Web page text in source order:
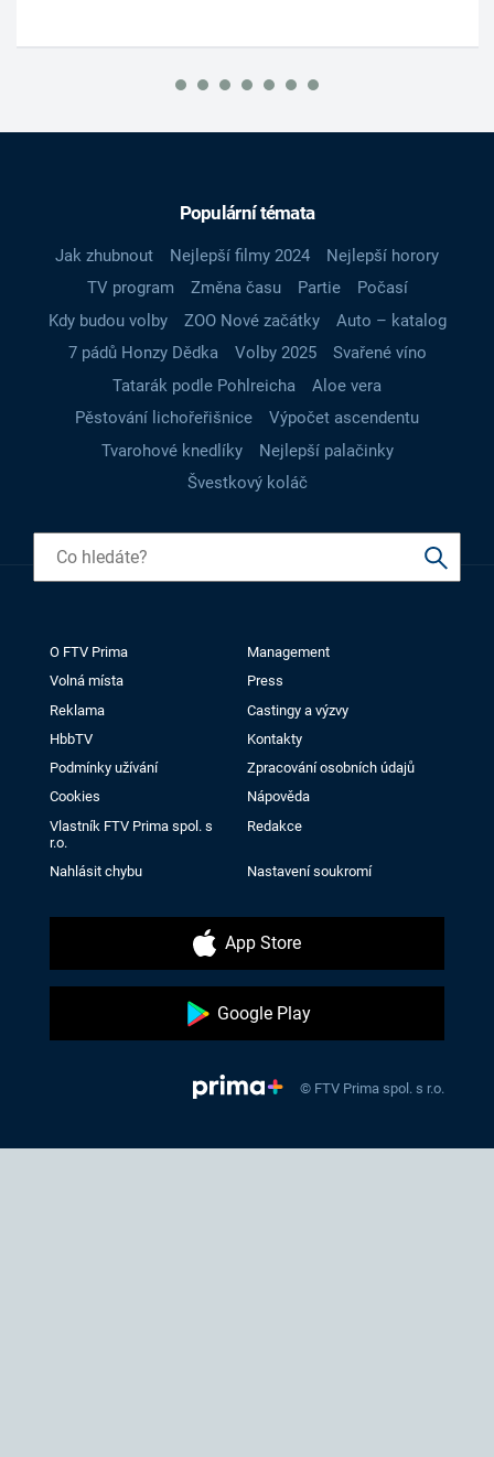
Populární témata
Jak zhubnout Nejlepší filmy 2024
Nejlepší horory
TV program
Změna času Partie
Počasí
Kdy budou volby
ZOO Nové začátky
Auto – katalog
7 pádů Honzy Dědka
Volby 2025
Svařené víno
Tatarák podle Pohlreicha
Aloe vera
Pěstování lichořeřišnice
Výpočet ascendentu
Tvarohové knedlíky
Nejlepší palačinky
Švestkový koláč
O FTV Prima
Management
Volná místa
Press
Reklama
Castingy a výzvy
HbbTV
Kontakty
Podmínky užívání
Zpracování osobních údajů
Cookies
Nápověda
Vlastník FTV Prima spol. s
r.o.
Redakce
Nahlásit chybu Nastavení soukromí
App Store
Google Play
© FTV Prima spol. s r.o.